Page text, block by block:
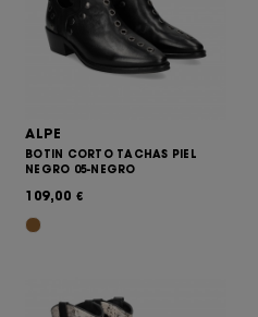
ALPE
BOTIN CORTO TACHAS PIEL
NEGRO 05-NEGRO
109,00 €